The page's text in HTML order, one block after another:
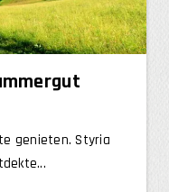
genieten. Styria